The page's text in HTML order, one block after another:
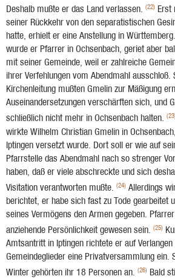
Deshalb mußte er das Land verlassen. (22) Erst
seiner Rückkehr von den separatisti­schen
hatte, erhielt er eine Anstellung in
wurde er Pfarrer in Ochsenbach, geriet aber
mit seiner Gemeinde, weil er zahlreiche
ihrer Verfehlungen vom Abendmahl ausschloß.
Kirchenleitung mußten Gmelin zur Mäßigung
Auseinander­setzungen verschärften sich, und
schließlich nicht mehr in Ochsenbach halten.
wirkte Wilhelm Christian Gmelin in
Ip­tingen versetzt wurde. Dort soll er wie auf
Pfarrstelle das Abendmahl nach so strenger
haben, daß er viele abschreckte und sich
Visitation verantworten mußte. (24) Allerdings
berichtet, er habe sich fast zu Tode gearbeitet
seines Vermögens den Armen gegeben.
anziehende Persönlichkeit gewesen sein. (25)
Amtsantritt in Iptingen richtete er auf Verlangen
Gemeindeglieder eine Privatversammlung ein.
Winter gehörten ihr 18 Personen an. (26) Bald